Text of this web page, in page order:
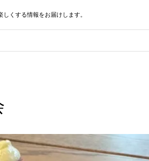
くする情報をお届けします。